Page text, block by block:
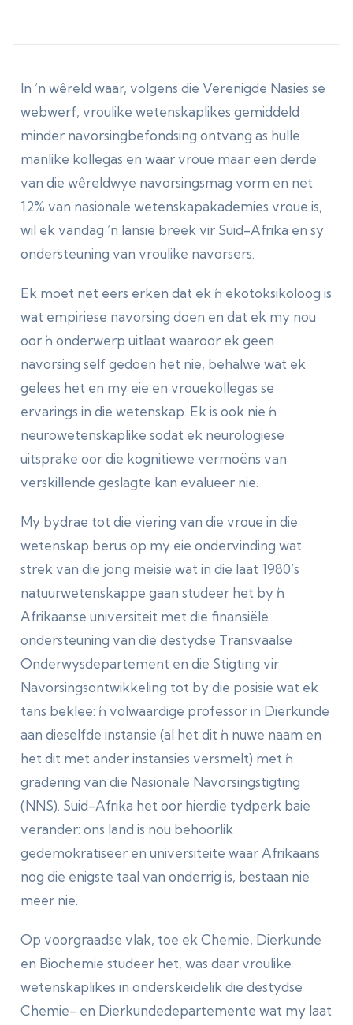
In ’n wêreld waar, volgens die Verenigde Nasies se
webwerf, vroulike wetenskaplikes gemiddeld
minder navorsingbefondsing ontvang as hulle
manlike kollegas en waar vroue maar een derde
van die wêreldwye navorsingsmag vorm en net
12% van nasionale wetenskapakademies vroue is,
wil ek vandag ’n lansie breek vir Suid-Afrika en sy
ondersteuning van vroulike navorsers.
Ek moet net eers erken dat ek ŉ ekotoksikoloog is
wat empiriese navorsing doen en dat ek my nou
oor ŉ onderwerp uitlaat waaroor ek geen
navorsing self gedoen het nie, behalwe wat ek
gelees het en my eie en vrouekollegas se
ervarings in die wetenskap. Ek is ook nie ŉ
neurowetenskaplike sodat ek neurologiese
uitsprake oor die kognitiewe vermoëns van
verskillende geslagte kan evalueer nie.
My bydrae tot die viering van die vroue in die
wetenskap berus op my eie ondervinding wat
strek van die jong meisie wat in die laat 1980’s
natuurwetenskappe gaan studeer het by ŉ
Afrikaanse universiteit met die finansiële
ondersteuning van die destydse Transvaalse
Onderwysdepartement en die Stigting vir
Navorsingsontwikkeling tot by die posisie wat ek
tans beklee: ŉ volwaardige professor in Dierkunde
aan dieselfde instansie (al het dit ŉ nuwe naam en
het dit met ander instansies versmelt) met ŉ
gradering van die Nasionale Navorsingstigting
(NNS). Suid-Afrika het oor hierdie tydperk baie
verander: ons land is nou behoorlik
gedemokratiseer en universiteite waar Afrikaans
nog die enigste taal van onderrig is, bestaan nie
meer nie.
Op voorgraadse vlak, toe ek Chemie, Dierkunde
en Biochemie studeer het, was daar vroulike
wetenskaplikes in onderskeidelik die destydse
Chemie- en Dierkundedepartemente wat my laat